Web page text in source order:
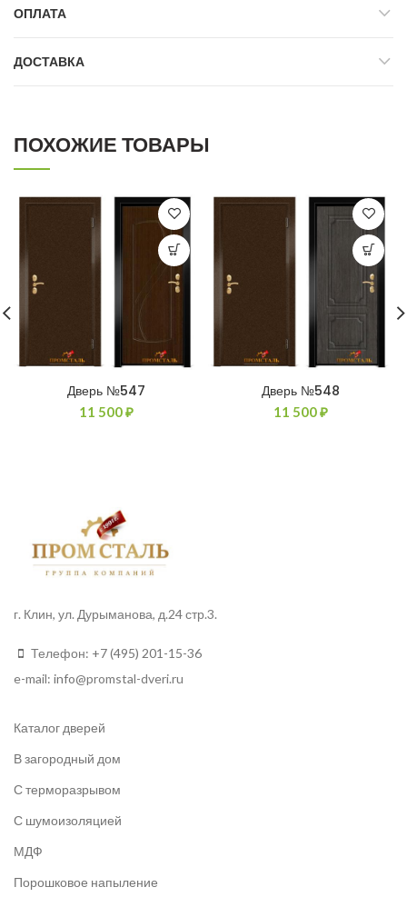
ОПЛАТА
ДОСТАВКА
ПОХОЖИЕ ТОВАРЫ
Дверь №547
11 500₽
Дверь №548
11 500₽
г. Клин, ул. Дурыманова, д.24 стр.3.
Телефон: +7 (495) 201-15-36
e-mail: info@promstal-dveri.ru
Каталог дверей
В загородный дом
С терморазрывом
С шумоизоляцией
МДФ
Порошковое напыление